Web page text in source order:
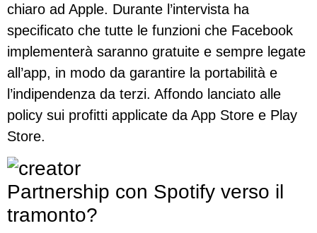
chiaro ad Apple. Durante l’intervista ha
specificato che tutte le funzioni che Facebook
implementerà saranno gratuite e sempre legate
all’app, in modo da garantire la portabilità e
l’indipendenza da terzi. Affondo lanciato alle
policy sui profitti applicate da App Store e Play
Store.
Partnership con Spotify verso il
tramonto?